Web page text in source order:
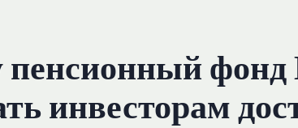
пенсионный
инвесторам